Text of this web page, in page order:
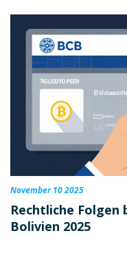
November 10 2025
Rechtliche Folgen
Bolivien 2025